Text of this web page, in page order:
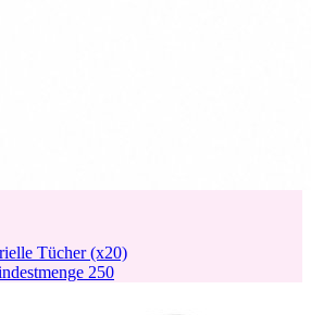
Tücher (x20)
250